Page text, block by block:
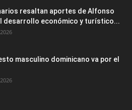
resaltan aportes de Alfonso
desarrollo económico y turístico...
masculino dominicano va por el